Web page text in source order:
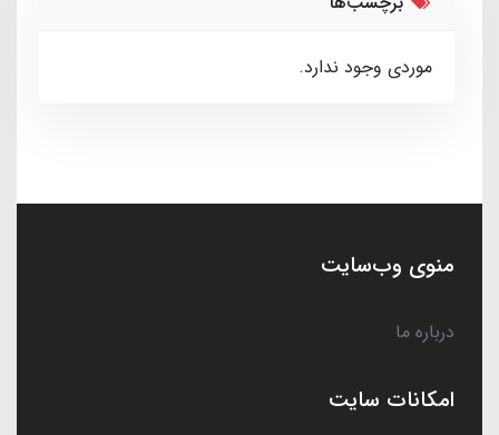
موردی وجود ندارد.
منوی وب‌سایت
درباره ما
امکانات سایت